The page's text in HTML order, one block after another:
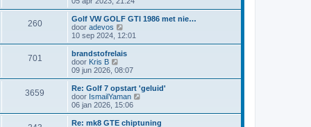
h
t
e
r
i
c
h
t
s
e
b
e
r
i
c
h
t
a
a
r
i
t
k
i
j
k
a
a
t
s
e
b
e
r
260
Golf VW GOLF GTI 1986 met nie…
door adevos
e
k
i
k
a
a
t
s
10 sep 2024, 12:01
701
brandstofrelais
door Kris B
e
k
i
j
k
a
09 jun 2026, 08:07
3659
Re: Golf 7 opstart 'geluid'
door IsmailYaman
k
i
06 jan 2026, 15:06
Re: mk8 GTE chiptuning